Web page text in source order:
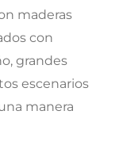
maderas
con
grandes
escenarios
manera